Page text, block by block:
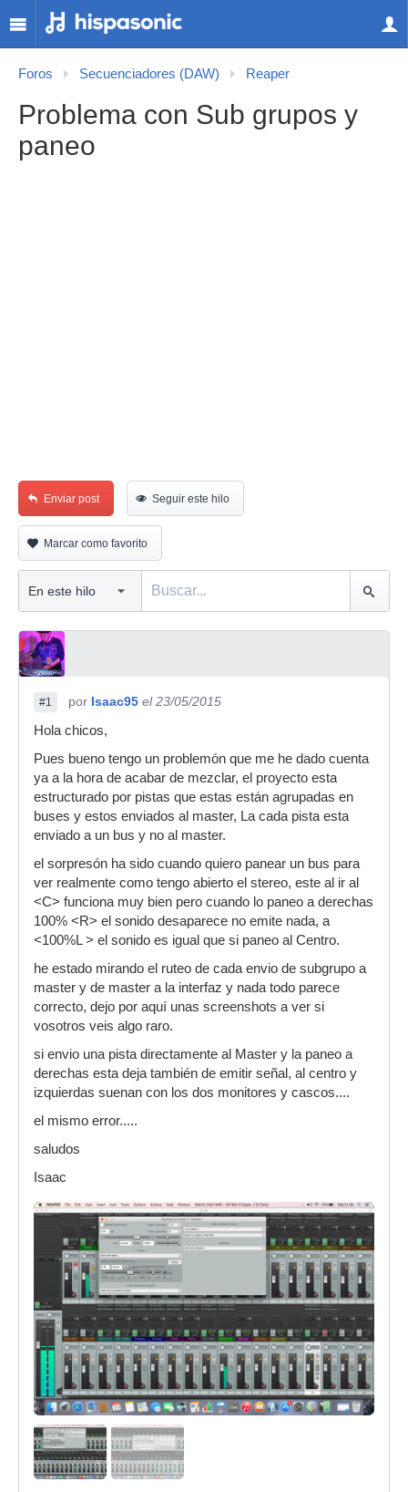
Foros Secuenciadores (DAW) Reaper
Problema con Sub grupos y
paneo
Enviar post Seguir este hilo
Marcar como favorito
#1 por Isaac95 el 23/05/2015
Hola chicos,
Pues bueno tengo un problemón que me he dado cuenta
ya a la hora de acabar de mezclar, el proyecto esta
estructurado por pistas que estas están agrupadas en
buses y estos enviados al master, La cada pista esta
enviado a un bus y no al master.
el sorpresón ha sido cuando quiero panear un bus para
ver realmente como tengo abierto el stereo, este al ir al
<C> funciona muy bien pero cuando lo paneo a derechas
100% <R> el sonido desaparece no emite nada, a
<100%L > el sonido es igual que si paneo al Centro.
he estado mirando el ruteo de cada envio de subgrupo a
master y de master a la interfaz y nada todo parece
correcto, dejo por aquí unas screenshots a ver si
vosotros veis algo raro.
si envio una pista directamente al Master y la paneo a
derechas esta deja también de emitir señal, al centro y
izquierdas suenan con los dos monitores y cascos....
el mismo error.....
saludos
Isaac